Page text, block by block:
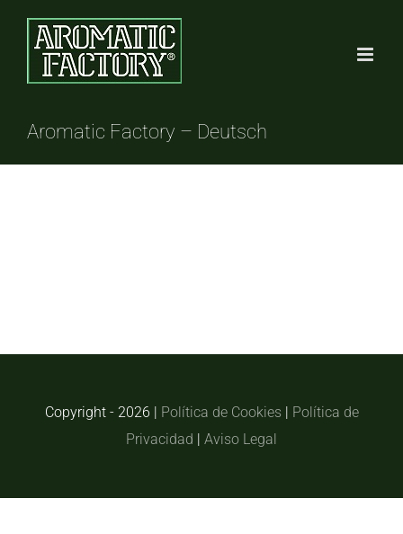
Saltar
contenido
Aromatic Factory – Deutsch
Copyright - 2026 | Política de Cookies| Política de
Privacidad | Aviso Legal